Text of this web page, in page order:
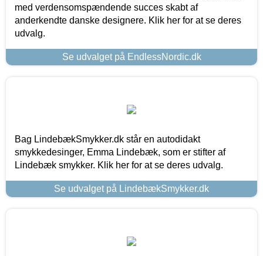
med verdensomspændende succes skabt af
anderkendte danske designere. Klik her for at se deres
udvalg.
Se udvalget på EndlessNordic.dk
Bag LindebækSmykker.dk står en autodidakt
smykkedesinger, Emma Lindebæk, som er stifter af
Lindebæk smykker. Klik her for at se deres udvalg.
Se udvalget på LindebækSmykker.dk